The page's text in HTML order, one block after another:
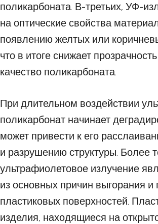
поликарбоната. В-третьих, УФ-
на оптические свойства
появлению желтых или
что в итоге снижает
качество поликарбоната.
При длительном воздействии
поликарбонат начинает
может привести к его
и разрушению структуры. Более
ультрафиолетовое излучение
из основных причин выгорания и
пластиковых поверхностей.
изделия, находящиеся на